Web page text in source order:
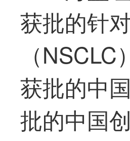
获批的针
（
获批的中
批的中国